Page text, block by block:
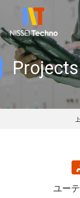
Projects
ユー